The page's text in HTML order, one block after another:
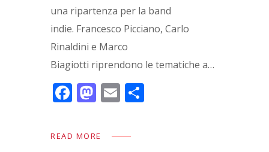
una ripartenza per la band
indie. Francesco Picciano, Carlo
Rinaldini e Marco
Biagiotti riprendono le tematiche a…
F
e
M
to
E
ai
READ MORE